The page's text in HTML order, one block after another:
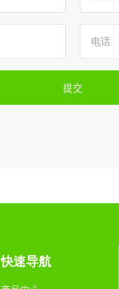
提交
快速导航